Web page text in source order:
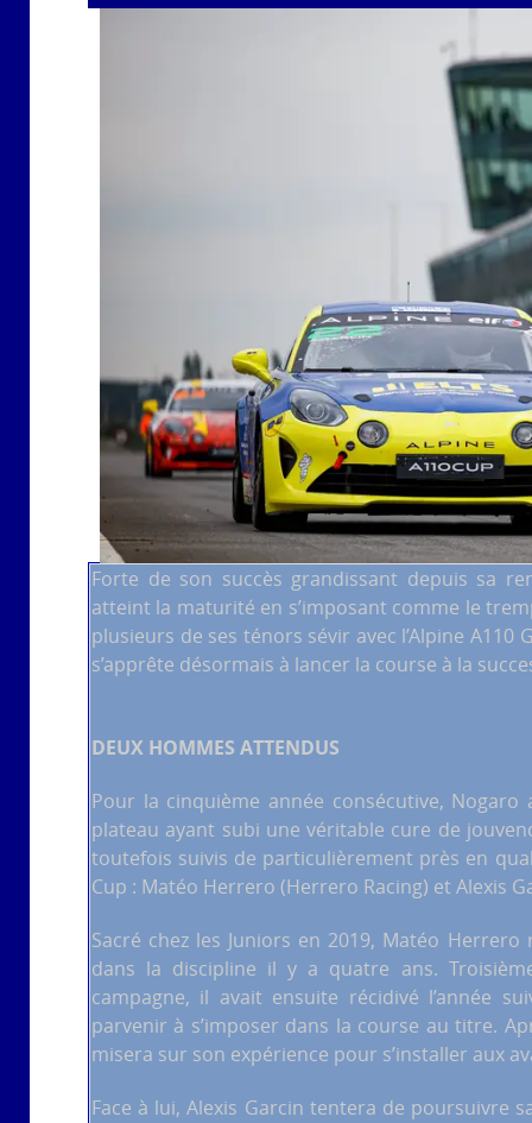
Forte de son succès grandissant depuis sa
atteint la maturité en s’imposant comme le
plusieurs de ses ténors sévir avec l’Alpine
s’apprête désormais à lancer la course à la
DEUX HOMMES ATTENDUS
Pour la cinquième année consécutive, Nogaro
plateau ayant subi une véritable cure de
toutefois suivis de particulièrement près en
Cup : Matéo Herrero (Herrero Racing) et Alexis
Sacré chez les Juniors en 2019, Matéo
dans la discipline il y a quatre ans.
campagne, il avait ensuite récidivé l’année
parvenir à s’imposer dans la course au titre.
misera sur son expérience pour s’installer aux
Face à lui, Alexis Garcin tentera de poursuivre